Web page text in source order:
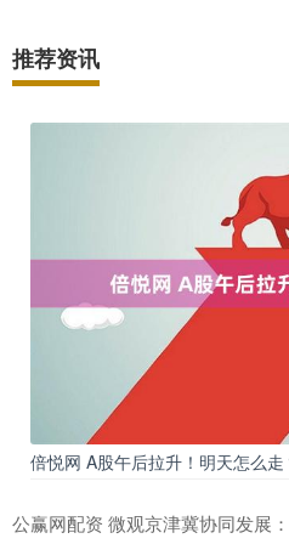
推荐资讯
倍悦网 A股午后拉升！明天怎么走
公赢网配资 微观京津冀协同发展